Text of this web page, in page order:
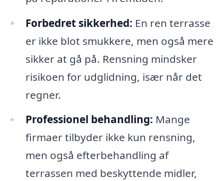
Forbedret sikkerhed: En ren terrasse
er ikke blot smukkere, men også mere
sikker at gå på. Rensning mindsker
risikoen for udglidning, især når det
regner.
Professionel behandling: Mange
firmaer tilbyder ikke kun rensning,
men også efterbehandling af
terrassen med beskyttende midler,